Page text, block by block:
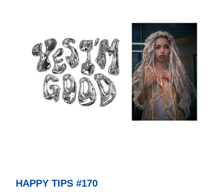
HAPPY TIPS #170